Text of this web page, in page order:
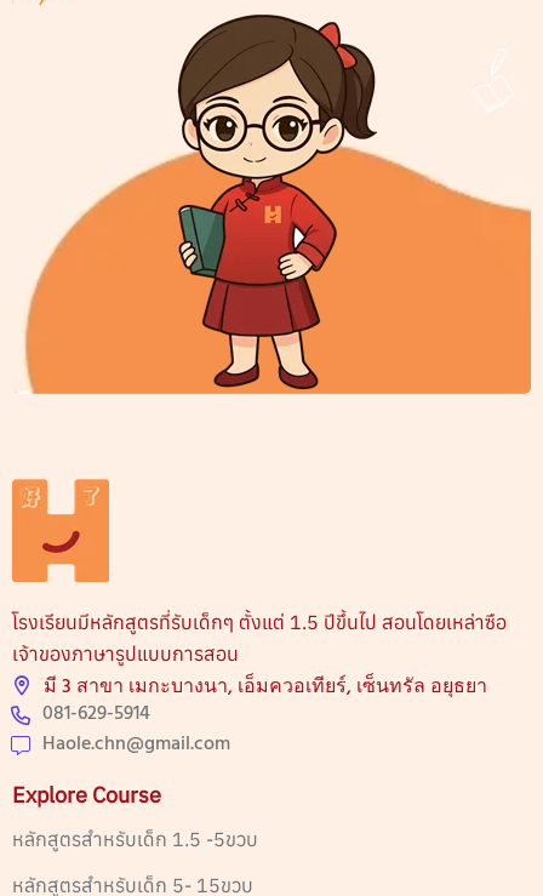
โรงเรียนมีหลักสูตรที่รับเด็กๆ ตั้งแต่ 1.5 ปีขึ้นไป สอนโดยเหล่าซือ
เจ้าของภาษารูปแบบการสอน
มี 3 สาขา เมกะบางนา, เอ็มควอเทียร์, เซ็นทรัล อยุธยา
081-629-5914
Haole.chn@gmail.com
Explore Course
หลักสูตรสำหรับเด็ก 1.5 -5ขวบ
หลักสูตรสำหรับเด็ก 5- 15ขวบ